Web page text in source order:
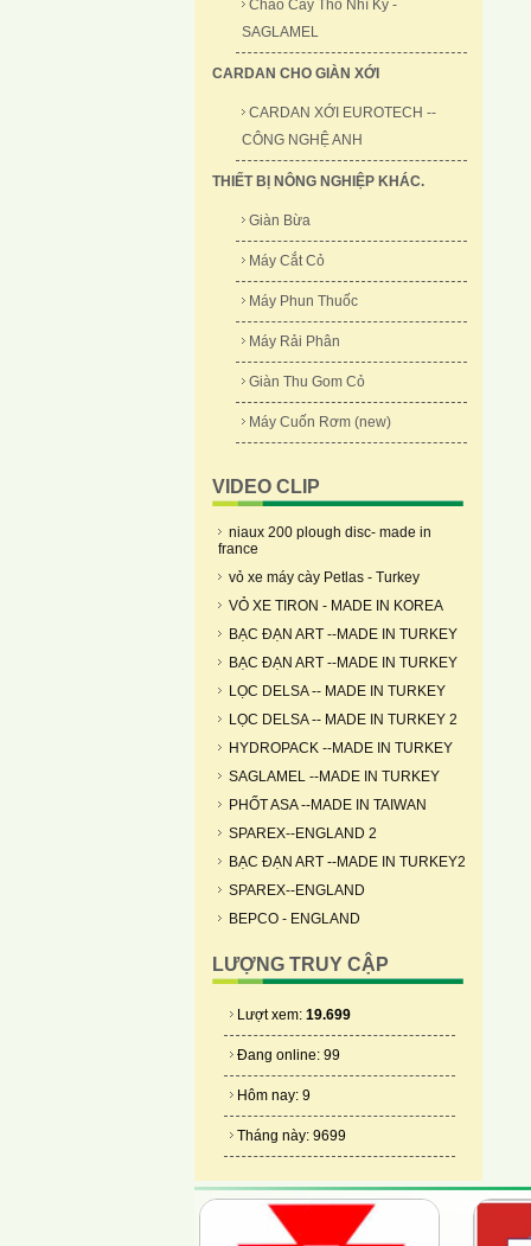
Chảo Cày Thổ Nhĩ Kỳ -
SAGLAMEL
CARDAN CHO GIÀN XỚI
CARDAN XỚI EUROTECH --
CÔNG NGHỆ ANH
THIẾT BỊ NÔNG NGHIỆP KHÁC.
Giàn Bừa
Máy Cắt Cỏ
Máy Phun Thuốc
Máy Rải Phân
Giàn Thu Gom Cỏ
Máy Cuốn Rơm (new)
VIDEO CLIP
niaux 200 plough disc- made in
france
vỏ xe máy cày Petlas - Turkey
VỎ XE TIRON - MADE IN KOREA
BẠC ĐẠN ART --MADE IN TURKEY
BẠC ĐẠN ART --MADE IN TURKEY
LỌC DELSA -- MADE IN TURKEY
LỌC DELSA -- MADE IN TURKEY 2
HYDROPACK --MADE IN TURKEY
SAGLAMEL --MADE IN TURKEY
PHỐT ASA --MADE IN TAIWAN
SPAREX--ENGLAND 2
BẠC ĐẠN ART --MADE IN TURKEY2
SPAREX--ENGLAND
BEPCO - ENGLAND
LƯỢNG TRUY CẬP
Lượt xem: 19.699
Đang online: 99
Hôm nay: 9
Tháng này: 9699